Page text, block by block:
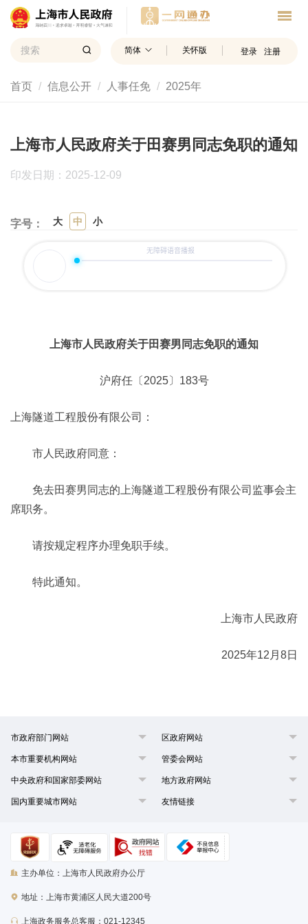
简体 关怀版 登录 注册
首页 信息公开 人事任免 2025年
上海市人民政府关于田赛男同志免职的通知
印发日期：2025-12-09
字号： 大 中 小
上海市人民政府关于田赛男同志免职的通知
沪府任〔2025〕183号
上海隧道工程股份有限公司：
市人民政府同意：
免去田赛男同志的上海隧道工程股份有限公司监事会主
席职务。
请按规定程序办理免职手续。
特此通知。
上海市人民政府
2025年12月8日
市政府部门网站 区政府网站
本市重要机构网站 管委会网站
中央政府和国家部委网站 地方政府网站
国内重要城市网站 友情链接
主办单位：上海市人民政府办公厅
地址：上海市黄浦区人民大道200号
上海政务服务总客服：021-12345